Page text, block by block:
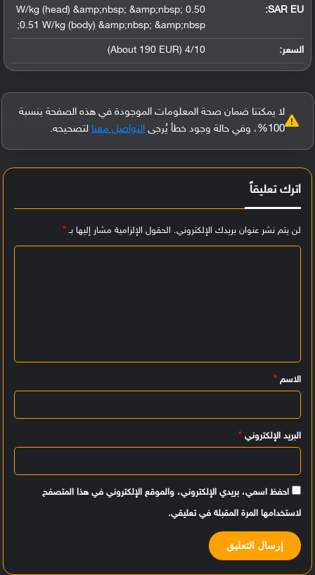
SAR EU:
0.50 W/kg (head) &amp;nbsp; &amp;nbsp;
0.51 W/kg (body) &amp;nbsp; &amp;nbsp;
السعر: 4/10 (About 190 EUR)
لا يمكننا ضمان صحة المعلومات الموجودة في هذه الصفحة بنسبة
100%، وفي حالة وجود خطأ يُرجى
التواصل معنا لتصحيحه.
اترك تعليقاً
لن يتم نشر عنوان بريدك الإلكتروني. الحقول الإلزامية مشار إليها بـ*
ي
ق
الاسم *
البريد الإلكتروني *
احفظ اسمي، بريدي الإلكتروني، والموقع الإلكتروني في هذا المتصفح
لاستخدامها المرة المقبلة في تعليقي.